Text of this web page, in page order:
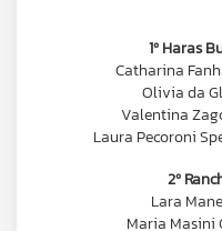
1º Haras
Catharina
Olivia da
Valentina
Laura Pecoroni
2º
Lara
Maria Masini